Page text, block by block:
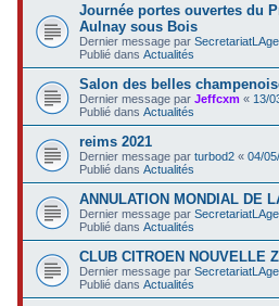
Journée portes ouvertes du
Aulnay sous Bois
Dernier message par
Publié dansActualités
Salon des belles
Dernier message parJeffcxm « 13/
Publié dansActualités
reims 2021
Dernier message parturbod2 «04/
Publié dansActualités
ANNULATION MONDIAL DE
Dernier message par
Publié dansActualités
CLUB CITROEN NOUVELLE
Dernier message par
Publié dansActualités